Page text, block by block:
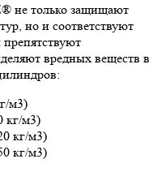
не только защищают
но и соответствуют
вредных веществ в
м3)
кг/м3)
кг/м3)
кг/м3)